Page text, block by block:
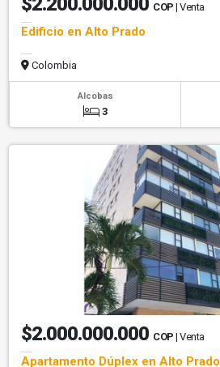
COP | Venta
Edificio en Alto Prado
Colombia
Alcobas
3
$2.000.000.000 COP | Venta
Apartamento Dúplex en Alto Prado